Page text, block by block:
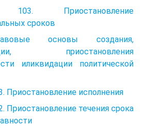
103. Приостановление
сроков
основы создания,
приостановления
иликвидации политической
Приостановление исполнения
Приостановление течения срока